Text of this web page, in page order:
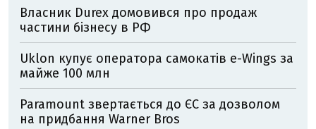
Власник Durex домовився про продаж
частини бізнесу в РФ
Uklon купує оператора самокатів e-Wings за
майже 100 млн
Paramount звертається до ЄС за дозволом
на придбання Warner Bros